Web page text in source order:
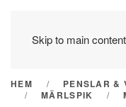
Skip to main content
HEM PENSLAR &
MÄRLSPIK